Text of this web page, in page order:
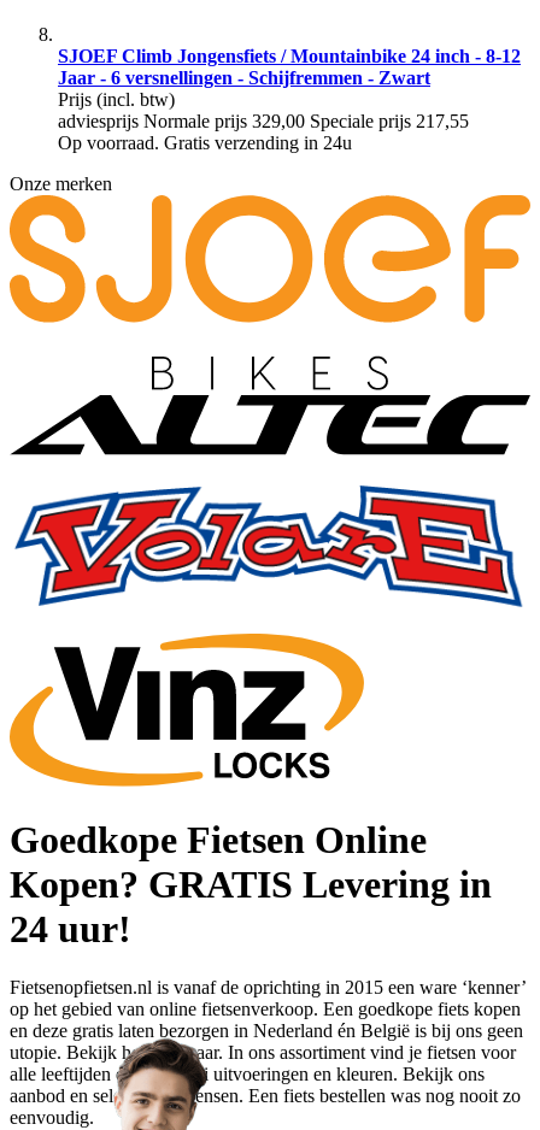
SJOEF Climb Jongensfiets / Mountainbike 24 inch - 8-12
Jaar - 6 versnellingen - Schijfremmen - Zwart
Prijs (incl. btw)
adviesprijs Normale prijs 329,00 Speciale prijs 217,55
Op voorraad. Gratis verzending in 24u
Onze merken
Goedkope Fietsen Online
Kopen? GRATIS Levering in
24 uur!
Fietsenopfietsen.nl is vanaf de oprichting in 2015 een ware ‘kenner’
op het gebied van online fietsenverkoop. Een goedkope fiets kopen
en deze gratis laten bezorgen in Nederland én België is bij ons geen
utopie. Bekijk het zelf maar. In ons assortiment vind je fietsen voor
alle leeftijden en in allerlei uitvoeringen en kleuren. Bekijk ons
aanbod en selecteer je wensen. Een fiets bestellen was nog nooit zo
eenvoudig.